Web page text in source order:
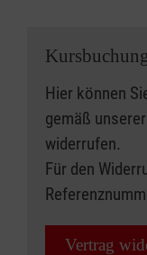
Hier können
gemäß unserer
widerrufen.
Für den
Vertrag